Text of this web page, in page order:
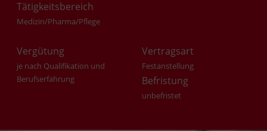
Tätigkeitsbereich
Medizin/Pharma/Pflege
Vergütung
je nach Qualifikation und
Berufserfahrung
Vertragsart
Festanstellung
Befristung
unbefristet